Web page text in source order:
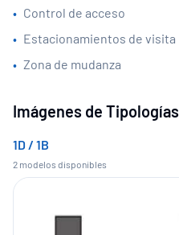
• Control de acceso
• Estacionamientos de visita
• Zona de mudanza
Imágenes de Tipologías
1D / 1B
2 modelos disponibles